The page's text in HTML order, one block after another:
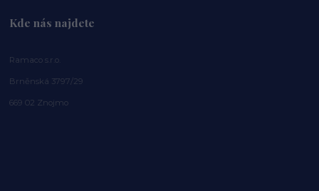
Kde nás najdete
Ramaco s.r.o.
Brněnská 3797/29
669 02 Znojmo